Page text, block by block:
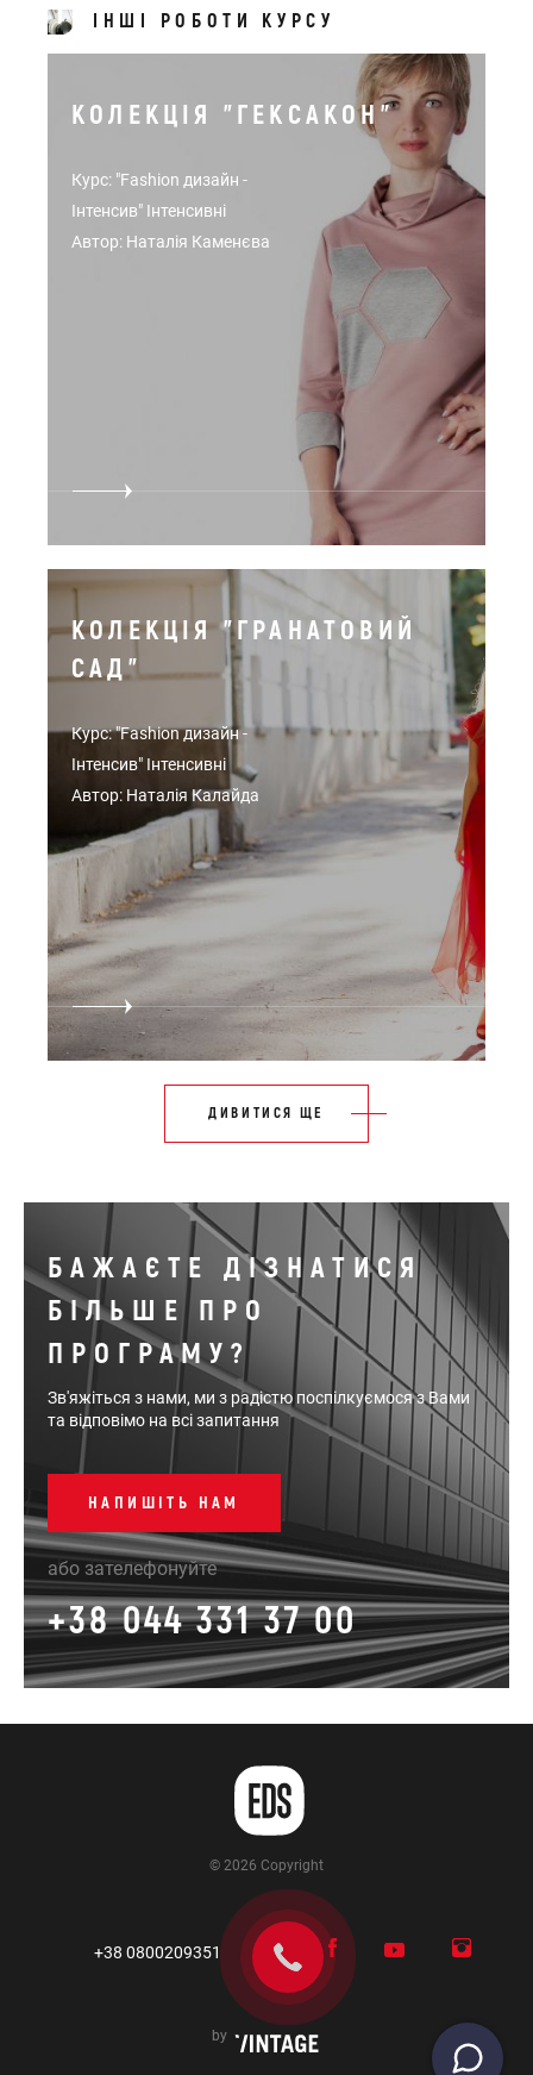
ІНШІ РОБОТИ КУРСУ
КОЛЕКЦІЯ "ГЕКСАКОН"
Курс: "Fashion дизайн -
Інтенсив" Інтенсивні
Автор: Наталія Каменєва
КОЛЕКЦІЯ "ГРАНАТОВИЙ
САД"
Курс: "Fashion дизайн -
Інтенсив" Інтенсивні
Автор: Наталія Калайда
ДИВИТИСЯ ЩЕ
БАЖАЄТЕ ДІЗНАТИСЯ
БІЛЬШЕ ПРО
ПРОГРАМУ?
Зв'яжіться з нами, ми з радістю поспілкуємося з Вами
та відповімо на всі запитання
НАПИШІТЬ НАМ
або зателефонуйте
+38 044 331 37 00
© 2026 Copyright
+38 0800209351
by